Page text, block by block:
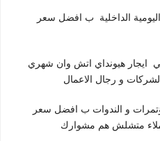
اليومية الداخلية ب افضل سعر
ايجار هيونداي اتش وان شهري
و رجال الاعمال
و الندوات ب افضل سعر
متشلش هم مشوارك